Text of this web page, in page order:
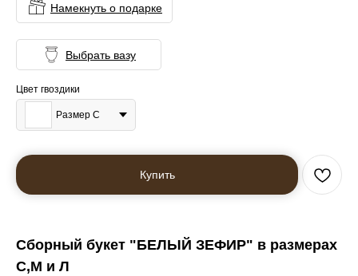
Намекнуть о подарке
Выбрать вазу
Цвет гвоздики
Размер С
Купить
Сборный букет "БЕЛЫЙ ЗЕФИР" в размерах
С,М и Л